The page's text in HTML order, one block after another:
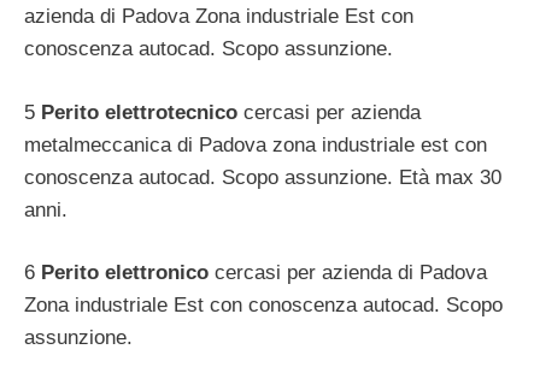
azienda di Padova Zona industriale Est con
conoscenza autocad. Scopo assunzione.
5 Perito elettrotecnico cercasi per azienda
metalmeccanica di Padova zona industriale est con
conoscenza autocad. Scopo assunzione. Età max 30
anni.
6 Perito elettronico cercasi per azienda di Padova
Zona industriale Est con conoscenza autocad. Scopo
assunzione.